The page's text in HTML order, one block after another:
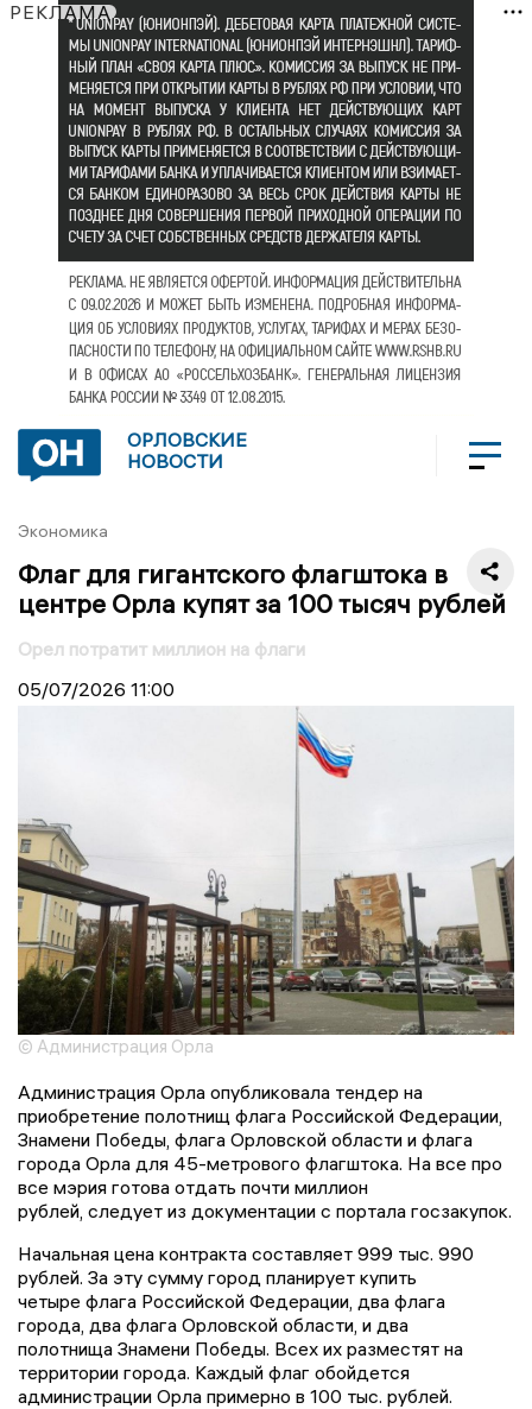
РЕКЛАМА
ОРЛОВСКИЕ
НОВОСТИ
Экономика
Флаг для гигантского флагштока в
центре Орла купят за 100 тысяч рублей
Орел потратит миллион на флаги
05/07/2026 11:00
© Администрация Орла
Администрация Орла опубликовала тендер на
приобретение полотнищ флага Российской Федерации,
Знамени Победы, флага Орловской области и флага
города Орла для 45-метрового флагштока. На все про
все мэрия готова отдать почти миллион
рублей, следует из документации с портала госзакупок.
Начальная цена контракта составляет 999 тыс. 990
рублей. За эту сумму город планирует купить
четыре флага Российской Федерации, два флага
города, два флага Орловской области, и два
полотнища Знамени Победы. Всех их разместят на
территории города. Каждый флаг обойдется
администрации Орла примерно в 100 тыс. рублей.